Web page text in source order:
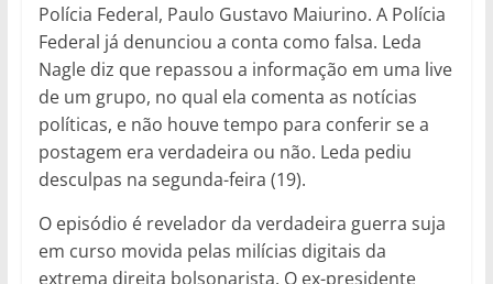
Polícia Federal, Paulo Gustavo Maiurino. A Polícia
Federal já denunciou a conta como falsa. Leda
Nagle diz que repassou a informação em uma live
de um grupo, no qual ela comenta as notícias
políticas, e não houve tempo para conferir se a
postagem era verdadeira ou não. Leda pediu
desculpas na segunda-feira (19).
O episódio é revelador da verdadeira guerra suja
em curso movida pelas milícias digitais da
extrema direita bolsonarista. O ex-presidente